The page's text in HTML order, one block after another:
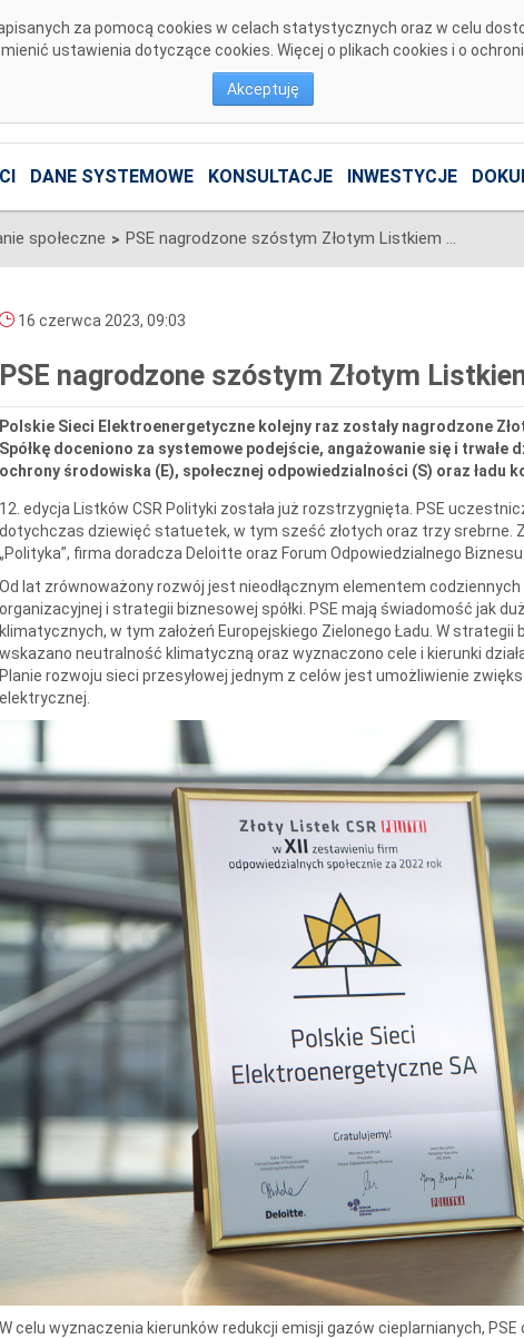
za pomocą cookies w celach statystycznych oraz w celu
ustawienia dotyczące cookies. Więcej o plikach cookies i o
Akceptuję
DANE SYSTEMOWE KONSULTACJE INWESTYCJE
społeczne > PSE nagrodzone szóstym Złotym Listkiem CSR
16 czerwca 2023, 09:03
PSE nagrodzone szóstym Złotym
Polskie Sieci Elektroenergetyczne kolejny raz zostały nagrodzone
Spółkę doceniono za systemowe podejście, angażowanie się i trwałe
ochrony środowiska (E), społecznej odpowiedzialności (S) oraz ładu
12. edycja Listków CSR Polityki została już rozstrzygnięta. PSE
dotychczas dziewięć statuetek, w tym sześć złotych oraz trzy srebrne.
„Polityka”, firma doradcza Deloitte oraz Forum Odpowiedzialnego Biznesu.
Od lat zrównoważony rozwój jest nieodłącznym elementem
organizacyjnej i strategii biznesowej spółki. PSE mają świadomość jak
klimatycznych, w tym założeń Europejskiego Zielonego Ładu. W strategii
wskazano neutralność klimatyczną oraz wyznaczono cele i kierunki
Planie rozwoju sieci przesyłowej jednym z celów jest umożliwienie
elektrycznej.
W celu wyznaczenia kierunków redukcji emisji gazów cieplarnianych,